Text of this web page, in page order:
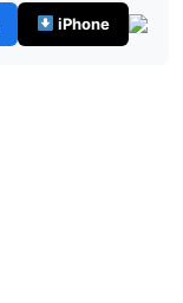
iPhone